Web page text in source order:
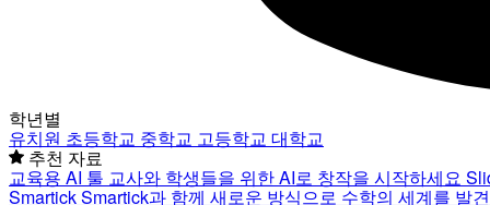
학년별
유치원 초등학교 중학교 고등학교 대학교
추천 자료
교육용 AI 툴 교사와 학생들을 위한 AI로 창작을 시작하세요
SmartickSmartick과 함께 새로운 방식으로 수학의 세계를 발